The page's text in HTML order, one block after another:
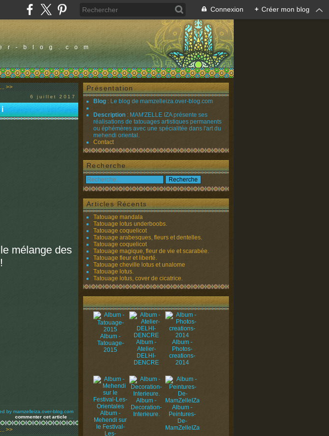
Connexion + Créer mon blog
blog.com
>>
6 juillet 2017
mélange des
by mamzelleiza.over-blog.com
commenter cet article
>>
Présentation
Blog : Le blog de mamzelleiza.over-blog.com
Description : MAM'ZELLE IZA présente ses
réalisations de tatouages artistiques permanents
ou éphémères avec une spécialitée dans l'art du
mehendi oriental.
Contact
Recherche
Articles Récents
Tatouage mandala
Tatouage lotus underboobs.
Tatouage coquelicot
Tatouage arabesques, fleurs et dentelles.
Tatouage coquelicot
Tatouage magique, fleur de vie et scarabée.
Tatouage fleur et liberté.
Tatouage cheville lotus et unalome
Tatouage lotus.
Tatouage lotus, cover de cicatrice.
Album -
Tatouage-
2015
Album -
Atelier-
DELHI-
DENCRE
Album -
Photos-
creations-
2014
Album -
Mehendi sur
le Festival-
Les-
Album -
Decoration-
Interieure.
Album -
Peintures-
De-
MamZelleIZa